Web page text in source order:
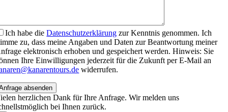
Ich habe dieDatenschutzerklärung zur Kenntnis genommen. Ich
zu, dass meine Angaben und Daten zur Beantwortung meiner
elektronisch erhoben und gespeichert werden. Hinweis: Sie
Ihre Einwilligungen jederzeit für die Zukunft per E-Mail an
widerrufen.
absenden
herzlichen Dank für Ihre Anfrage. Wir melden uns
bei Ihnen zurück.